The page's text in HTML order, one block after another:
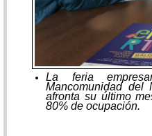
La feria
Mancomunidad del
afronta su último
80% de ocupación.